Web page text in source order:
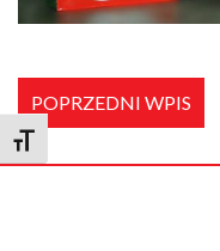
Toggle Font size
POPRZEDNI WPIS